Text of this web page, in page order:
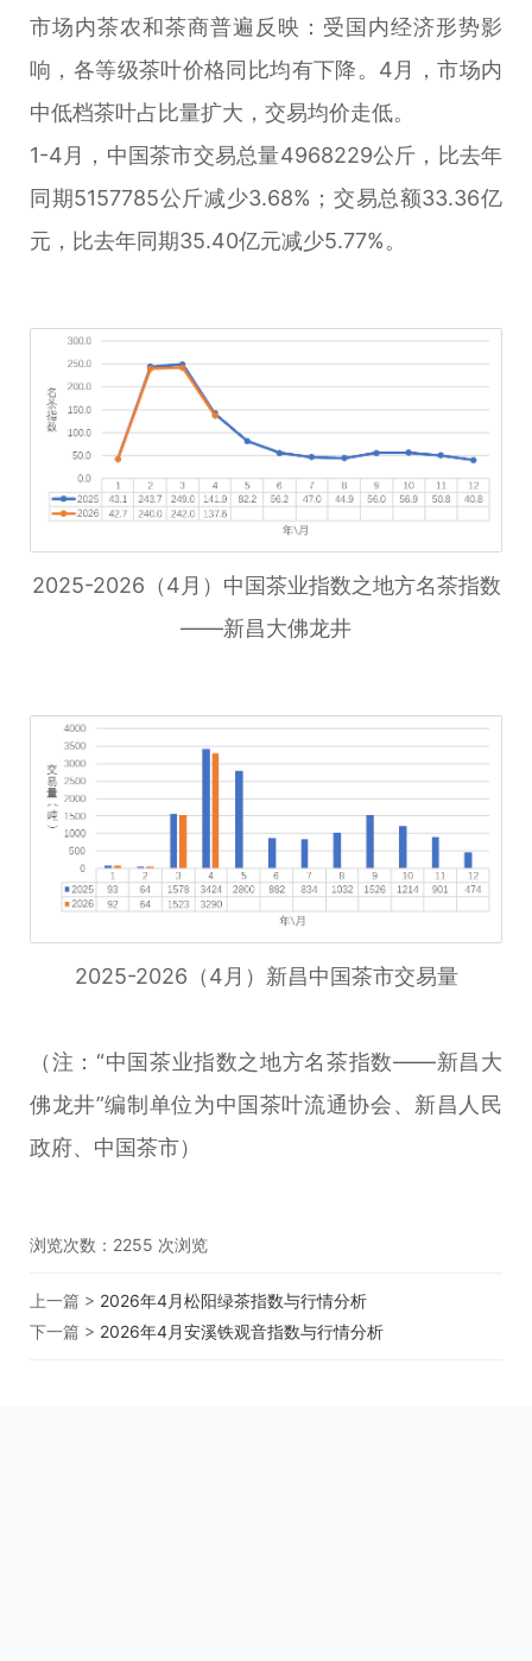
市场内茶农和茶商普遍反映：受国内经济形势影
响，各等级茶叶价格同比均有下降。4月，市场内
中低档茶叶占比量扩大，交易均价走低。
1-4月，中国茶市交易总量4968229公斤，比去年
同期5157785公斤减少3.68%；交易总额33.36亿
元，比去年同期35.40亿元减少5.77%。
2025-2026（4月）中国茶业指数之地方名茶指数
——新昌大佛龙井
2025-2026（4月）新昌中国茶市交易量
（注：“中国茶业指数之地方名茶指数——新昌大
佛龙井”编制单位为中国茶叶流通协会、新昌人民
政府、中国茶市）
浏览次数： 2255 次浏览
上一篇 > 2026年4月松阳绿茶指数与行情分析
下一篇 > 2026年4月安溪铁观音指数与行情分析